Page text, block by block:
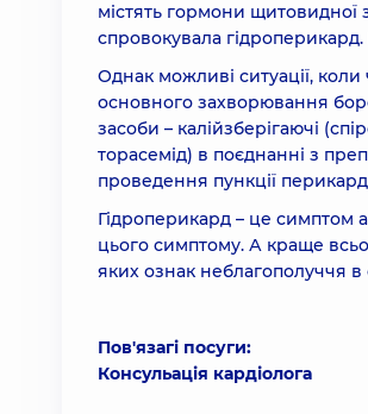
містять гормони щитовидної
спровокувала
Однак можливі ситуації,
основного захворювання
засоби – калійзберігаючі
торасемід) в поєднанні з
проведення пункції
Гідроперикард – це симптом
цього симптому. А краще
яких ознак неблагополуччя в
Пов'язагі посуги:
Консульація кардіолога